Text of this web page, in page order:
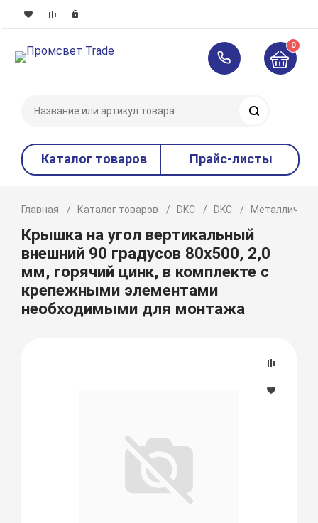
0
Каталог товаров Прайс-листы
Главная Каталог товаров DKC DKC
Крышка на угол вертикальный
внешний 90 градусов 80х500, 2,0
мм, горячий цинк, в комплекте с
крепежными элементами
необходимыми для монтажа